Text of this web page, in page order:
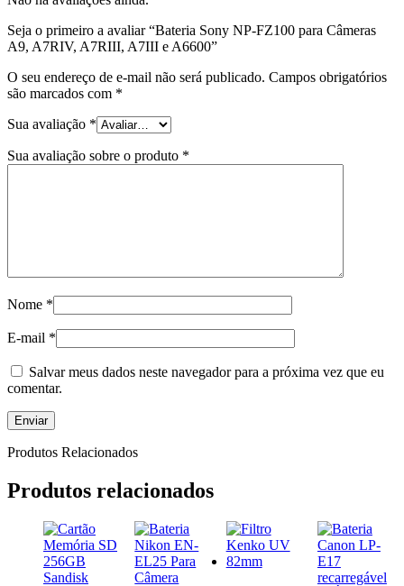
Seja o primeiro a avaliar “Bateria Sony NP-FZ100 para Câmeras
A9, A7RIV, A7RIII, A7III e A6600”
O seu endereço de e-mail não será publicado. Campos obrigatórios
são marcados com *
Sua avaliação *
Sua avaliação sobre o produto *
Nome *
E-mail *
Salvar meus dados neste navegador para a próxima vez que eu
comentar.
Produtos Relacionados
Produtos relacionados